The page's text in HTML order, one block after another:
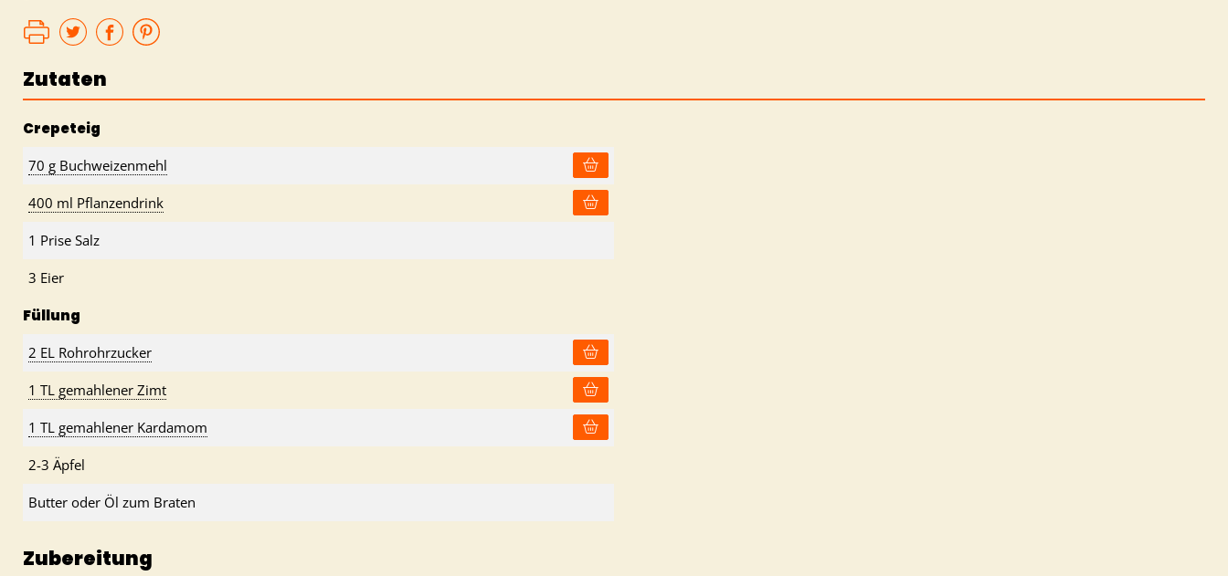
Zutaten
Crepeteig
70 g Buchweizenmehl
400 ml Pflanzendrink
1 Prise Salz
3 Eier
Füllung
2 EL Rohrohrzucker
1 TL gemahlener Zimt
1 TL gemahlener Kardamom
2-3 Äpfel
Butter oder Öl zum Braten
Zubereitung